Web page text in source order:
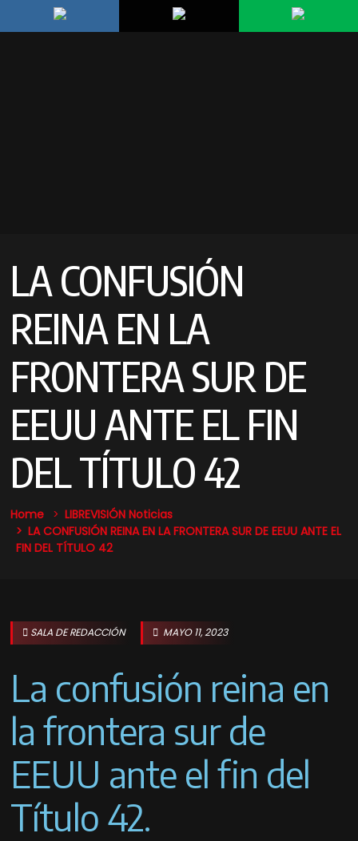
LA CONFUSIÓN
REINA EN LA
FRONTERA SUR DE
EEUU ANTE EL FIN
DEL TÍTULO 42
Home
LIBREVISIÓN Noticias
LA CONFUSIÓN REINA EN LA FRONTERA SUR DE EEUU ANTE EL
FIN DEL TÍTULO 42
SALA DE REDACCIÓN MAYO 11, 2023
La confusión reina en
la frontera sur de
EEUU ante el fin del
Título 42.